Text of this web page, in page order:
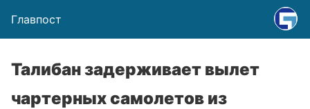
Главпост
Талибан задерживает вылет
чартерных самолетов из